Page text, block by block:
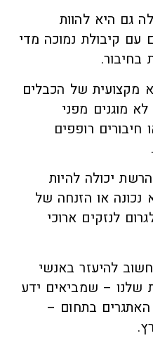
גם היא להוות
עם קיבולת נמוכה מדי
בחיבור.
מקצועית של הכבלים
מוגנים מפני
חיבורים רופפים
יכולה להיות
נכונה או הזנחה של
לנזקים ארוכי
להיעזר באנשי
שלנו – שמביאים ידע
בתחום –